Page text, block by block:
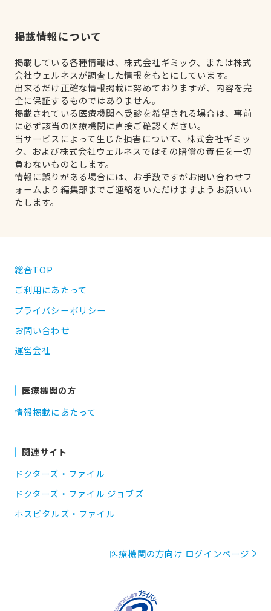
掲載情報について
掲載している各種情報は、株式会社ギミック、または株式
会社ウェルネスが調査した情報をもとにしています。
出来るだけ正確な情報掲載に努めておりますが、内容を完
全に保証するものではありません。
掲載されている医療機関へ受診を希望される場合は、事前
に必ず該当の医療機関に直接ご確認ください。
当サービスによって生じた損害について、株式会社ギミッ
ク、および株式会社ウェルネスではその賠償の責任を一切
負わないものとします。
情報に誤りがある場合には、お手数ですがお問い合わせフ
ォームより編集部までご連絡をいただけますようお願いい
たします。
総合TOP
ご利用にあたって
プライバシーポリシー
お問い合わせ
運営会社
医療機関の方
情報掲載にあたって
関連サイト
ドクターズ・ファイル
ドクターズ・ファイル ジョブズ
ホスピタルズ・ファイル
医療機関の方向け ログインページ